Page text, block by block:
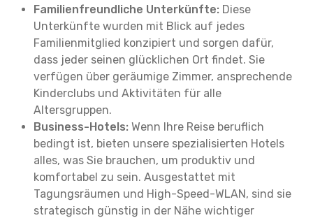
Familienfreundliche Unterkünfte: Diese
Unterkünfte wurden mit Blick auf jedes
Familienmitglied konzipiert und sorgen dafür,
dass jeder seinen glücklichen Ort findet. Sie
verfügen über geräumige Zimmer, ansprechende
Kinderclubs und Aktivitäten für alle
Altersgruppen.
Business-Hotels: Wenn Ihre Reise beruflich
bedingt ist, bieten unsere spezialisierten Hotels
alles, was Sie brauchen, um produktiv und
komfortabel zu sein. Ausgestattet mit
Tagungsräumen und High-Speed-WLAN, sind sie
strategisch günstig in der Nähe wichtiger